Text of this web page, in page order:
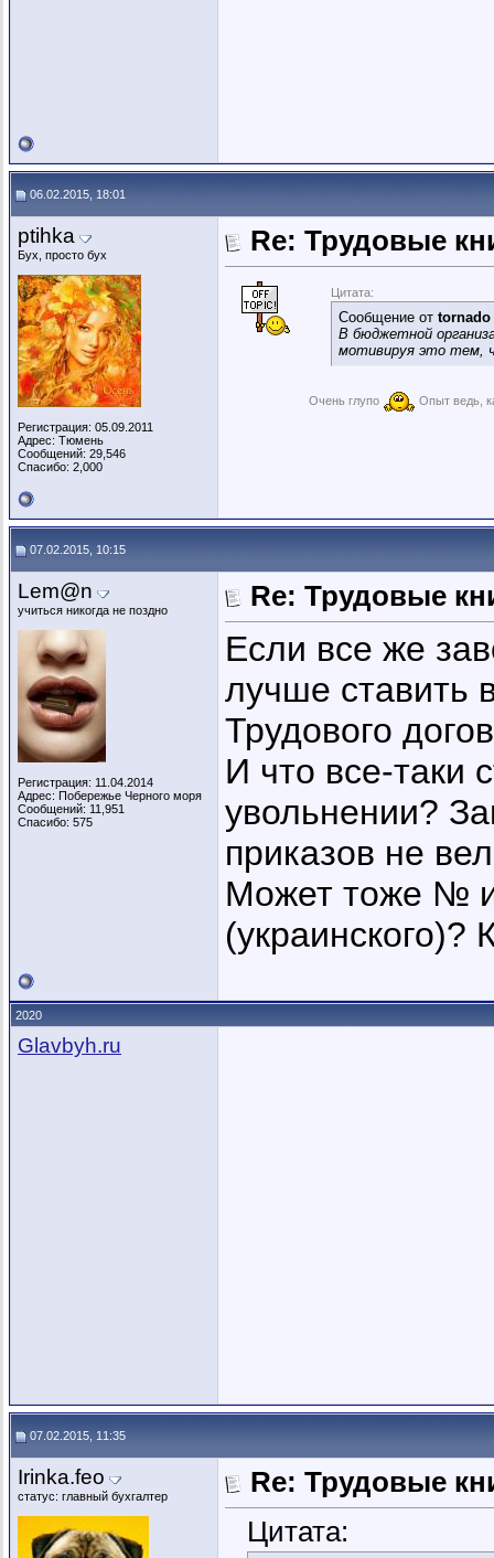
06.02.2015, 18:01
ptihka
Бух, просто бух
Регистрация: 05.09.2011
Адрес: Тюмень
Сообщений: 29,546
Спасибо: 2,000
Re: Трудовые
Цитата:
Сообщение от tornado
В бюджетной
мотивируя это тем,
Очень глупо Опыт ведь,
07.02.2015, 10:15
Lem@n
учиться никогда не поздно
Регистрация: 11.04.2014
Адрес: Побережье Черного моря
Сообщений: 11,951
Спасибо: 575
Re: Трудовые
Если все же
лучше ставить
Трудового
И что все-таки
увольнении?
приказов не
Может тоже № и
(украинского)?
2020
Glavbyh.ru
07.02.2015, 11:35
Irinka.feo
статус: главный бухгалтер
Re: Трудовые
Цитата: